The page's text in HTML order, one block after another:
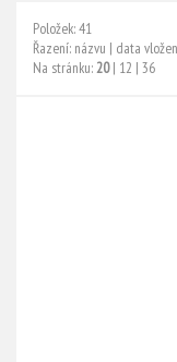
Položek: 41
Řazení: názvu | data
Na stránku:20| 12 | 36